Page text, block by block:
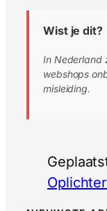
Wist je dit?
In Nederland
webshops
misleiding.